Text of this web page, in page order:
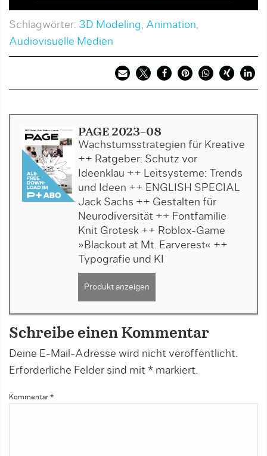
Schlagwörter: 3D Modeling, Animation,
Audiovisuelle Medien
PAGE 2023-08
Wachstumsstrategien für Kreative
++ Ratgeber: Schutz vor
Ideenklau ++ Leitsysteme: Trends
und Ideen ++ ENGLISH SPECIAL
Jack Sachs ++ Gestalten für
Neurodiversität ++ Fontfamilie
Knit Grotesk ++ Roblox-Game
»Blackout at Mt. Earverest« ++
Typografie und KI
Produkt anzeigen
Schreibe einen Kommentar
Deine E-Mail-Adresse wird nicht veröffentlicht.
Erforderliche Felder sind mit * markiert.
Kommentar *